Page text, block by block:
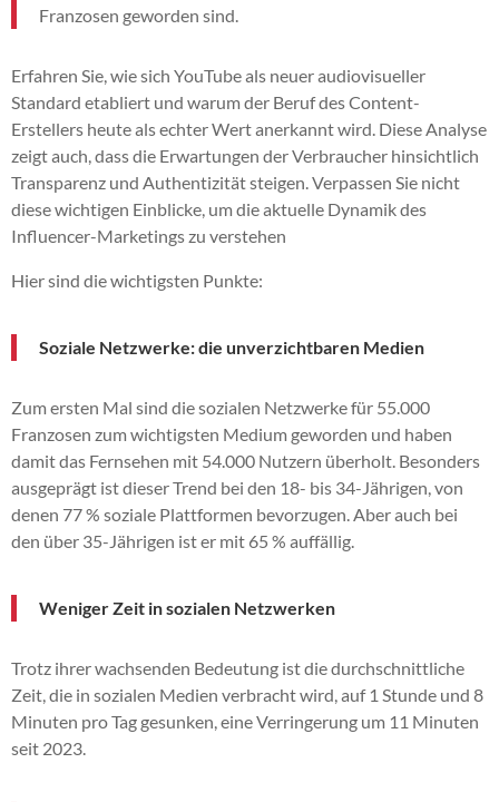
Franzosen geworden sind.
Erfahren Sie, wie sich YouTube als neuer audiovisueller
Standard etabliert und warum der Beruf des Content-
Erstellers heute als echter Wert anerkannt wird. Diese Analyse
zeigt auch, dass die Erwartungen der Verbraucher hinsichtlich
Transparenz und Authentizität steigen. Verpassen Sie nicht
diese wichtigen Einblicke, um die aktuelle Dynamik des
Influencer-Marketings zu verstehen
Hier sind die wichtigsten Punkte:
Soziale Netzwerke: die unverzichtbaren Medien
Zum ersten Mal sind die sozialen Netzwerke für 55.000
Franzosen zum wichtigsten Medium geworden und haben
damit das Fernsehen mit 54.000 Nutzern überholt. Besonders
ausgeprägt ist dieser Trend bei den 18- bis 34-Jährigen, von
denen 77 % soziale Plattformen bevorzugen. Aber auch bei
den über 35-Jährigen ist er mit 65 % auffällig.
Weniger Zeit in sozialen Netzwerken
Trotz ihrer wachsenden Bedeutung ist die durchschnittliche
Zeit, die in sozialen Medien verbracht wird, auf 1 Stunde und 8
Minuten pro Tag gesunken, eine Verringerung um 11 Minuten
seit 2023.